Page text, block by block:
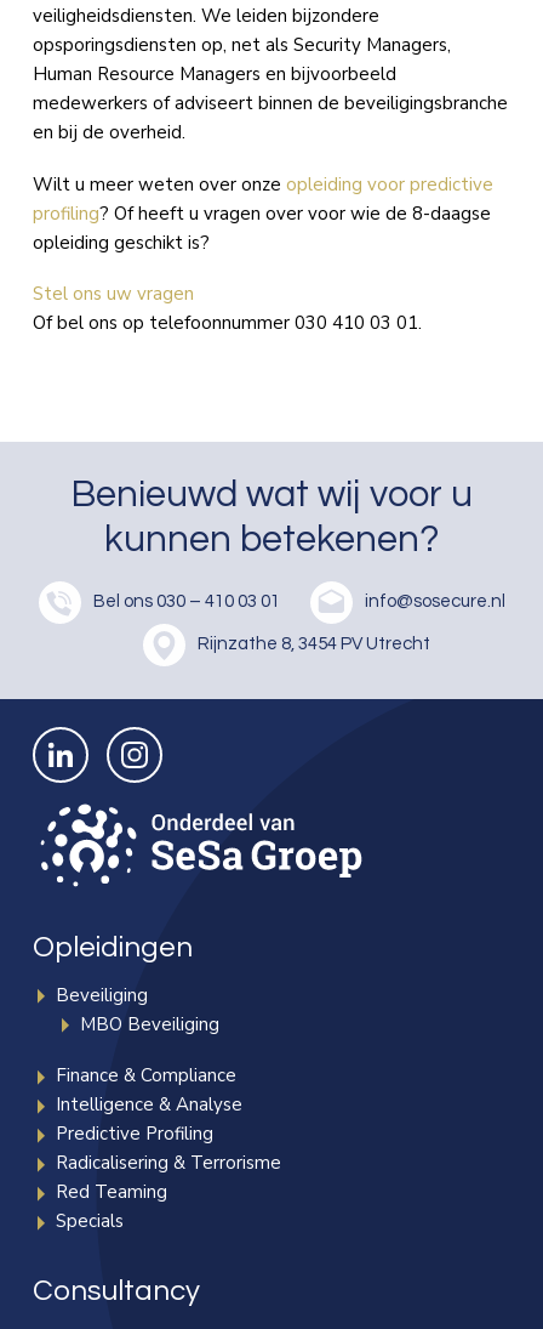
veiligheidsdiensten. We leiden bijzondere
opsporingsdiensten op, net als Security Managers,
Human Resource Managers en bijvoorbeeld
medewerkers of adviseert binnen de beveiligingsbranche
en bij de overheid.
Wilt u meer weten over onze opleiding voor predictive
profiling? Of heeft u vragen over voor wie de 8-daagse
opleiding geschikt is?
Stel ons uw vragen
Of bel ons op telefoonnummer 030 410 03 01.
Benieuwd wat wij voor u
kunnen betekenen?
Bel ons 030 – 410 03 01 info@sosecure.nl
Rijnzathe 8, 3454 PV Utrecht
Bekijk ons op LinkedIn Bekijk ons op Instagram
Opleidingen
Beveiliging
MBO Beveiliging
Finance & Compliance
Intelligence & Analyse
Predictive Profiling
Radicalisering & Terrorisme
Red Teaming
Specials
Consultancy